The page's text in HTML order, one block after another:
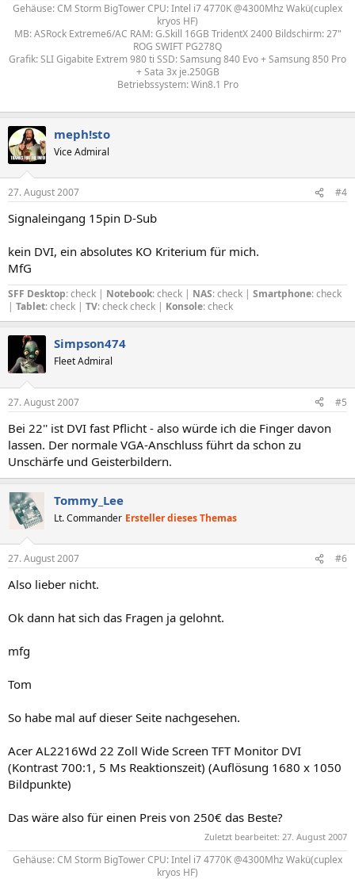
Gehäuse: CM Storm BigTower CPU: Intel i7 4770K @4300Mhz Wakü(cuplex
kryos HF)
MB: ASRock Extreme6/AC RAM: G.Skill 16GB TridentX 2400 Bildschirm: 27"
ROG SWIFT PG278Q
Grafik: SLI Gigabite Extrem 980 ti SSD: Samsung 840 Evo + Samsung 850 Pro
+ Sata 3x je.250GB
Betriebssystem: Win8.1 Pro
meph!sto
Vice Admiral
27. August 2007 #4
Signaleingang 15pin D-Sub
kein DVI, ein absolutes KO Kriterium für mich.
MfG
SFF Desktop: check | Notebook: check | NAS: check | Smartphone: check
| Tablet: check | TV: check check | Konsole: check
Simpson474
Fleet Admiral
27. August 2007 #5
Bei 22'' ist DVI fast Pflicht - also würde ich die Finger davon
lassen. Der normale VGA-Anschluss führt da schon zu
Unschärfe und Geisterbildern.
Tommy_Lee
Lt. Commander Ersteller dieses Themas
27. August 2007 #6
Also lieber nicht.
Ok dann hat sich das Fragen ja gelohnt.
mfg
Tom
So habe mal auf dieser Seite nachgesehen.
Acer AL2216Wd 22 Zoll Wide Screen TFT Monitor DVI
(Kontrast 700:1, 5 Ms Reaktionszeit) (Auflösung 1680 x 1050
Bildpunkte)
Das wäre also für einen Preis von 250€ das Beste?
Zuletzt bearbeitet: 27. August 2007
Gehäuse: CM Storm BigTower CPU: Intel i7 4770K @4300Mhz Wakü(cuplex
kryos HF)